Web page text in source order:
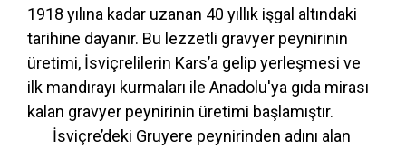
1918 yılına kadar uzanan 40 yıllık işgal altındaki
tarihine dayanır. Bu lezzetli gravyer peynirinin
üretimi, İsviçrelilerin Kars’a gelip yerleşmesi ve
ilk mandırayı kurmaları ile Anadolu'ya gıda mirası
kalan gravyer peynirinin üretimi başlamıştır.
İsviçre’deki Gruyere peynirinden adını alan